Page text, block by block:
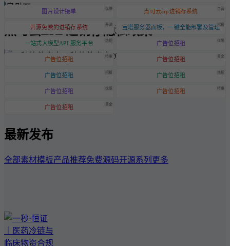
点可云
点可云ERP进销存隐私政策
一秒软件官方2024-6-20
图片设计接单 优质 点可云erp进销存系统 自营
开源免费的进销存系统 开源 宝塔服务器面板，一键全能部署及管理招租
一站式大模型API 服务平台 热招 广告位招租 优质
广告位招租 特惠 广告位招租 黄金
广告位招租 招租 广告位招租 热招
广告位招租 优质 广告位招租 特惠
广告位招租 黄金
最新发布
全部素材模板产品推荐免费源码开源系列 更多